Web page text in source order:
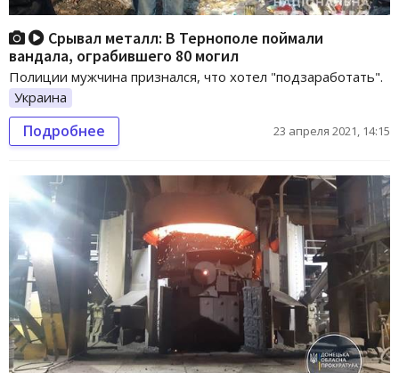
Срывал металл: В Тернополе поймали
вандала, ограбившего 80 могил
Полиции мужчина признался, что хотел "подзаработать".
Украина
Подробнее 23 апреля 2021, 14:15